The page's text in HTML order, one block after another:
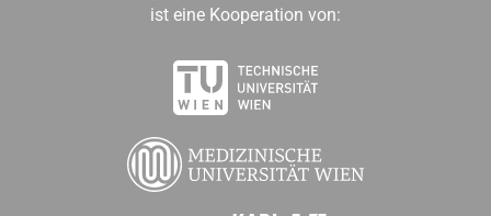
ist eine Kooperation von: